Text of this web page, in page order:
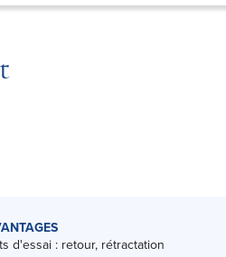
d'essai : retour, rétractation